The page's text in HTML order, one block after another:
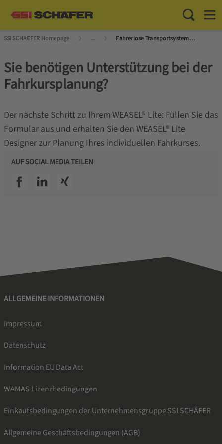
Toggle
SSI SCHAEFER Homepage ... Fahrerlose Transportsysteme (FTS) und Autonome Mobile Roboter (AMR)
Sie benötigen Unterstützung bei der
Fahrkursplanung?
Der nächste Schritt zu Ihrem WEASEL® Lite: Füllen Sie das
Formular aus und erhalten Sie den WEASEL® Lite
Designer zur Planung Ihres individuellen Fahrkurses.
AUF SOCIAL MEDIA TEILEN
SSI facebook
SSI linkedin
SSI xing
ALLGEMEINE INFORMATIONEN
Impressum
Datenschutz
Information EU Data Act
WAMAS Lizenzbedingungen
Einkaufsbedingungen der Unternehmensgruppe SSI SCHÄFER
Allgemeine Geschäftsbedingungen (AGB)